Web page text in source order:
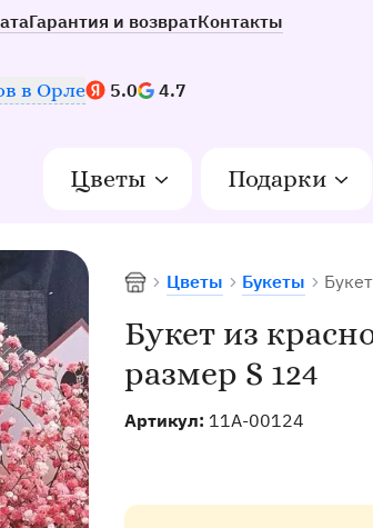
Гарантия и возвратКонтакты
в ОрлеНаш рейтинг:
5.0 4.7
Цветы Подарки
Букет из
размер S 124
Артикул: 11A-00124
Доставка цветов в Орле
Цветы Букеты